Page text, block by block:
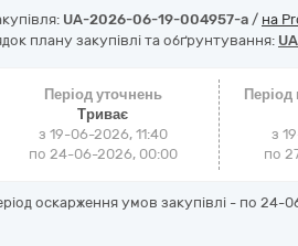
UA-2026-06-19-004957-a / на
плану закупівлі та обґрунтування:
Період уточнень
Триває
з 19-06-2026, 11:40
по 24-06-2026, 00:00
Період
з
по
оскарження умов закупівлі - по 24-